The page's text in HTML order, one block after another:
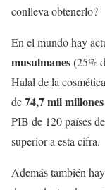
conlleva obtenerlo?
En el mundo hay
musulmanes(25%
Halal de la
de74,7 mil
PIB de 120 países
superior a esta cifra.
Además también